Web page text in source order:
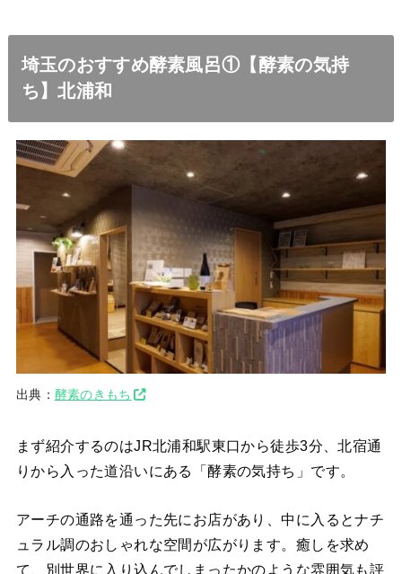
埼玉のおすすめ酵素風呂①【酵素の気持
ち】北浦和
出典： 酵素のきもち
まず紹介するのはJR北浦和駅東口から徒歩3分、北宿通
りから入った道沿いにある「酵素の気持ち」です。
アーチの通路を通った先にお店があり、中に入るとナチ
ュラル調のおしゃれな空間が広がります。癒しを求め
て、別世界に入り込んでしまったかのような雰囲気も評